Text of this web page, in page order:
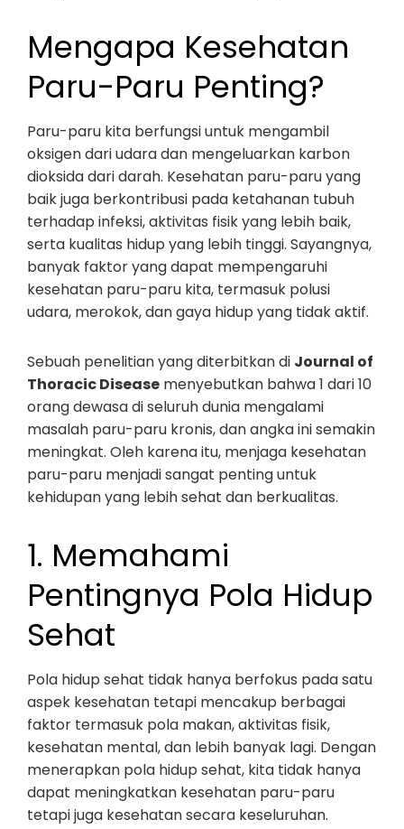
Mengapa Kesehatan
Paru-Paru Penting?
Paru-paru kita berfungsi untuk mengambil
oksigen dari udara dan mengeluarkan karbon
dioksida dari darah. Kesehatan paru-paru yang
baik juga berkontribusi pada ketahanan tubuh
terhadap infeksi, aktivitas fisik yang lebih baik,
serta kualitas hidup yang lebih tinggi. Sayangnya,
banyak faktor yang dapat mempengaruhi
kesehatan paru-paru kita, termasuk polusi
udara, merokok, dan gaya hidup yang tidak aktif.
Sebuah penelitian yang diterbitkan di Journal of
Thoracic Disease menyebutkan bahwa 1 dari 10
orang dewasa di seluruh dunia mengalami
masalah paru-paru kronis, dan angka ini semakin
meningkat. Oleh karena itu, menjaga kesehatan
paru-paru menjadi sangat penting untuk
kehidupan yang lebih sehat dan berkualitas.
1. Memahami
Pentingnya Pola Hidup
Sehat
Pola hidup sehat tidak hanya berfokus pada satu
aspek kesehatan tetapi mencakup berbagai
faktor termasuk pola makan, aktivitas fisik,
kesehatan mental, dan lebih banyak lagi. Dengan
menerapkan pola hidup sehat, kita tidak hanya
dapat meningkatkan kesehatan paru-paru
tetapi juga kesehatan secara keseluruhan.